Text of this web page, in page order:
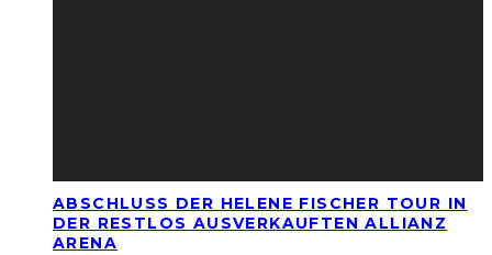
ABSCHLUSS DER HELENE FISCHER TOUR IN
DER RESTLOS AUSVERKAUFTEN ALLIANZ
ARENA